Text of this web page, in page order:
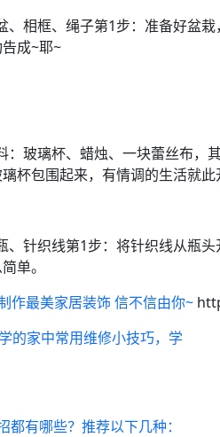
、相框、绳子第1步：准备好盆
成~耶~
：玻璃杯、蜡烛、一块蕾丝布，
杯包围起来，有情调的生活就此
、针织线第1步：将针织线从瓶
单。
作最美家居装饰 信不信由你~
的家中常用维修小技巧，学
都有哪些？推荐以下几种：